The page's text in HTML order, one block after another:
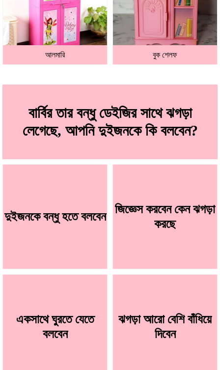
আলমারি বুক শেলফ
বার্বির তার বন্ধু ডেইজির সাথে ঝগড়া
লেগেছে, আপনি দুইজনকে কি বলবেন?
দুইজনকে বন্ধু হতে বলবেন
জিজ্ঞেস করবেন কেন ঝগড়া
করছে
একসাথে ঘুরতে যেতে
বলবেন
ঝগড়া আরো বেশি বাঁধিয়ে
দিবেন